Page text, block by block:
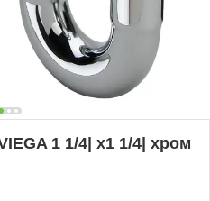
1 1/4| х1 1/4| хром